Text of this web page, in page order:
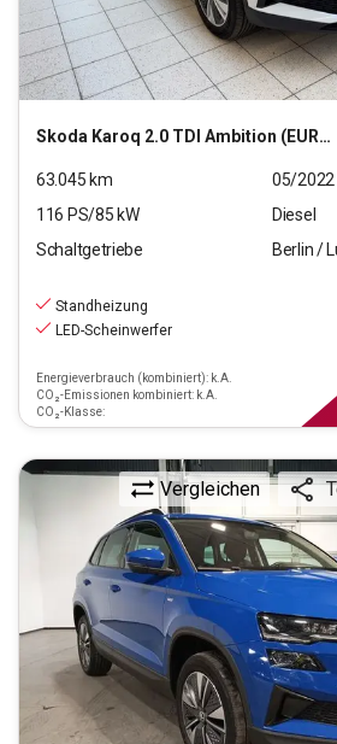
Skoda Karoq 2.0 TDI Ambition (EURO 6d)
63.045 km
05/2022
116 PS/85 kW
Diesel
Schaltgetriebe
Berlin /
Standheizung
LED-Scheinwerfer
Energieverbrauch (kombiniert): k.A.
CO₂-Emissionen kombiniert: k.A.
CO₂-Klasse:
Vergleichen